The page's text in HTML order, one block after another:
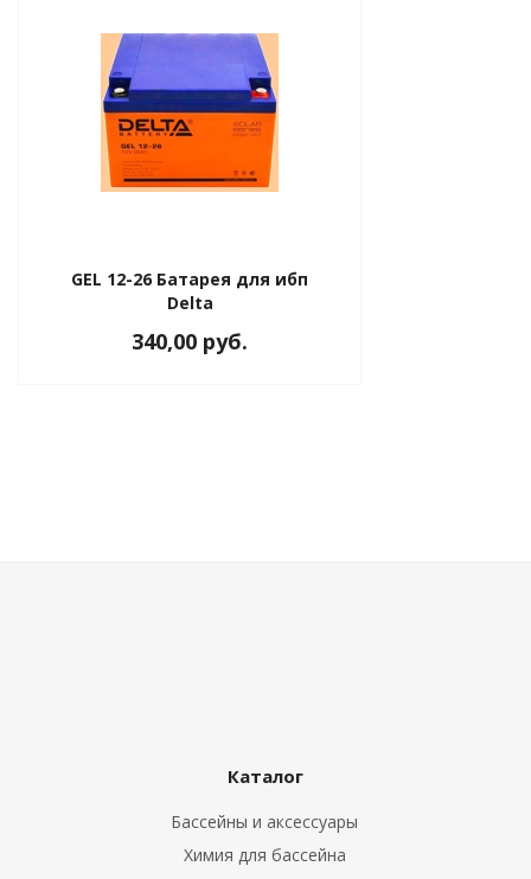
GEL 12-26 Батарея для ибп
Delta
340,00 руб.
Каталог
Бассейны и аксессуары
Химия для бассейна